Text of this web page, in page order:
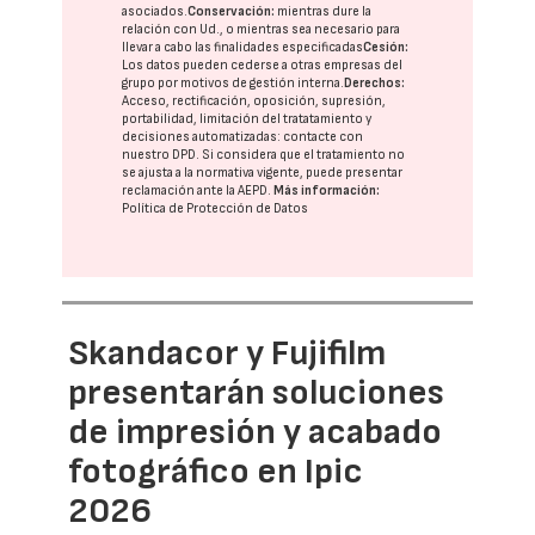
asociados.Conservación: mientras dure la
relación con Ud., o mientras sea necesario para
llevar a cabo las finalidades especificadasCesión:
Los datos pueden cederse a otras empresas del
grupo por motivos de gestión interna. Derechos:
Acceso, rectificación, oposición, supresión,
portabilidad, limitación del tratatamiento y
decisiones automatizadas: contacte con
nuestro DPD. Si considera que el tratamiento no
se ajusta a la normativa vigente, puede presentar
reclamación ante laAEPD. Más información:
Política de Protección de Datos
Skandacor y Fujifilm
presentarán soluciones
de impresión y acabado
fotográfico en Ipic
2026